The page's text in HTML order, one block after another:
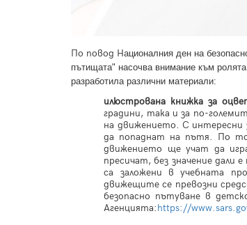
По повод Националния ден на
пътищата" насочва внимание към
разработила различни материали:
илюстрована книжка за
градини, така и за по-
на движението. С интересни
да попаднат на пътя. По
движението ще учат да
пресичат, без значение дали
са заложени в учебната
движещите се превозни
безопасно пътуване в
Агенцията:https://